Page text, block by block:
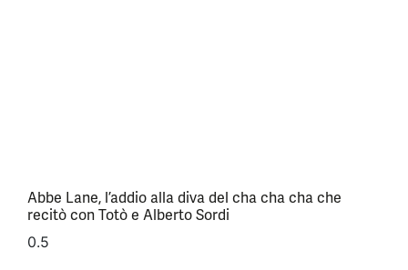
Abbe Lane, l’addio alla diva del cha cha cha che
recitò con Totò e Alberto Sordi